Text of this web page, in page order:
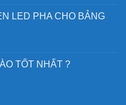
LED PHA CHO BẢNG
TỐT NHẤT ?